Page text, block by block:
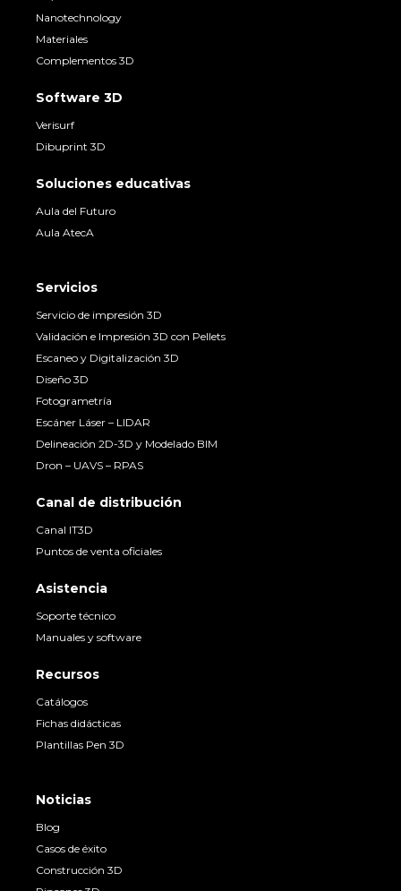
Nanotechnology
Materiales
Complementos 3D
Software 3D
Verisurf
Dibuprint 3D
Soluciones educativas
Aula del Futuro
Aula AtecA
Servicios
Servicio de impresión 3D
Validación e Impresión 3D con Pellets
Escaneo y Digitalización 3D
Diseño 3D
Fotogrametría
Escáner Láser – LIDAR
Delineación 2D-3D y Modelado BIM
Dron – UAVS – RPAS
Canal de distribución
Canal IT3D
Puntos de venta oficiales
Asistencia
Soporte técnico
Manuales y software
Recursos
Catálogos
Fichas didácticas
Plantillas Pen 3D
Noticias
Blog
Casos de éxito
Construcción 3D